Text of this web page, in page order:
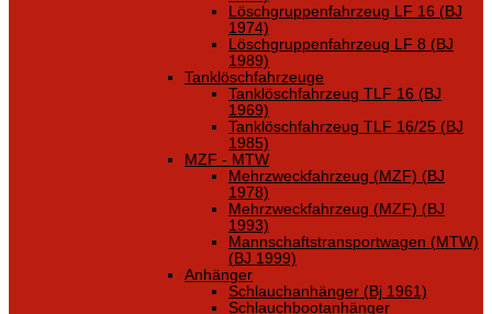
Löschgruppenfahrzeug LF 16 (BJ
1974)
Löschgruppenfahrzeug LF 8 (BJ
1989)
Tanklöschfahrzeuge
Tanklöschfahrzeug TLF 16 (BJ
1969)
Tanklöschfahrzeug TLF 16/25 (BJ
1985)
MZF - MTW
Mehrzweckfahrzeug (MZF) (BJ
1978)
Mehrzweckfahrzeug (MZF) (BJ
1993)
Mannschaftstransportwagen (MTW)
(BJ 1999)
Anhänger
Schlauchanhänger (Bj 1961)
Schlauchbootanhänger